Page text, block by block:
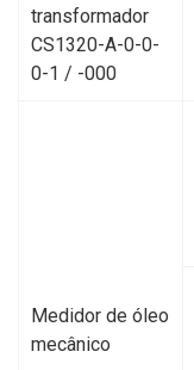
transformador
CS1320-A-0-0-
0-1 / -000
Medidor de óleo
mecânico